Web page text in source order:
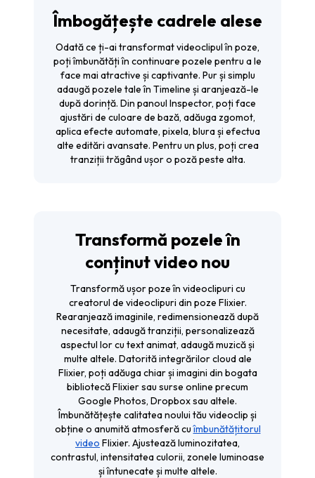
Îmbogățește cadrele alese
Odată ce ți-ai transformat videoclipul în poze,
poți îmbunătăți în continuare pozele pentru a le
face mai atractive și captivante. Pur și simplu
adaugă pozele tale în Timeline și aranjează-le
după dorință. Din panoul Inspector, poți face
ajustări de culoare de bază, adăuga zgomot,
aplica efecte automate, pixela, blura și efectua
alte editări avansate. Pentru un plus, poți crea
tranziții trăgând ușor o poză peste alta.
Transformă pozele în
conținut video nou
Transformă ușor poze în videoclipuri cu
creatorul de videoclipuri din poze Flixier.
Rearanjează imaginile, redimensionează după
necesitate, adaugă tranziții, personalizează
aspectul lor cu text animat, adaugă muzică și
multe altele. Datorită integrărilor cloud ale
Flixier, poți adăuga chiar și imagini din bogata
bibliotecă Flixier sau surse online precum
Google Photos, Dropbox sau altele.
Îmbunătățește calitatea noului tău videoclip și
obține o anumită atmosferă cuîmbunătățitorul
video Flixier. Ajustează luminozitatea,
contrastul, intensitatea culorii, zonele luminoase
și întunecate și multe altele.